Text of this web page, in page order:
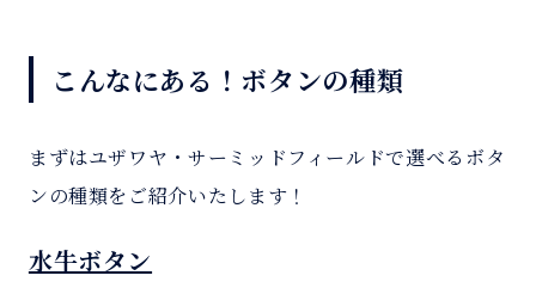
こんなにある！ボタンの種類
まずはユザワヤ・サーミッドフィールドで選べるボタ
ンの種類をご紹介いたします！
水牛ボタン